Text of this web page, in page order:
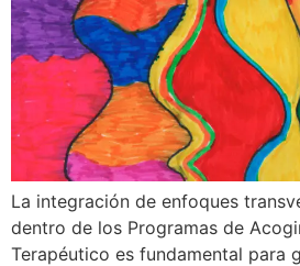
La integración de enfoques
dentro de los Programas de
Terapéutico es fundamental para